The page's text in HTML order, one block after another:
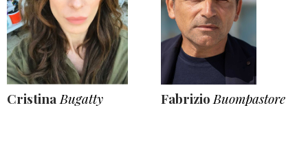
Cristina Bugatty Fabrizio Buompastore